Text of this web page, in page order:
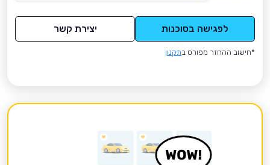
לפגישה בסוכנות יצירת קשר
*חישוב ההחזר מפורט בתקנון